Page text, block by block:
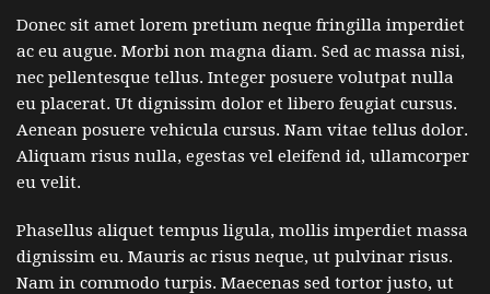
Donec sit amet lorem pretium neque fringilla imperdiet
ac eu augue. Morbi non magna diam. Sed ac massa nisi,
nec pellentesque tellus. Integer posuere volutpat nulla
eu placerat. Ut dignissim dolor et libero feugiat cursus.
Aenean posuere vehicula cursus. Nam vitae tellus dolor.
Aliquam risus nulla, egestas vel eleifend id, ullamcorper
eu velit.
Phasellus aliquet tempus ligula, mollis imperdiet massa
dignissim eu. Mauris ac risus neque, ut pulvinar risus.
Nam in commodo turpis. Maecenas sed tortor justo, ut